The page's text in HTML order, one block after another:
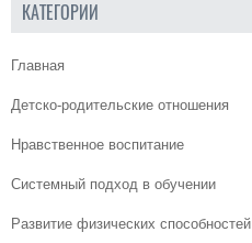
КАТЕГОРИИ
Главная
Детско-родительские отношения
Нравственное воспитание
Системный подход в обучении
Развитие физических способностей